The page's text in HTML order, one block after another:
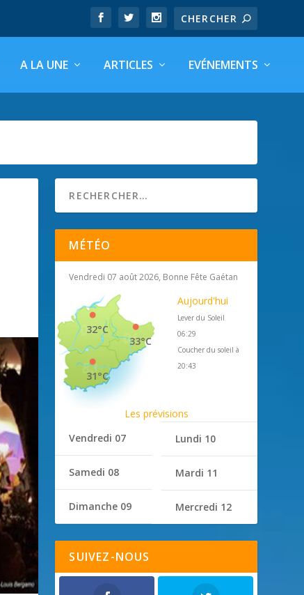
A LA UNE ARTICLES EVÉNEMENTS
MÉTÉO
Vendredi 07 août 2026, Bonne Fête Gaétan
33°C
32°C
31°C
Aujourd'hui
Lever du Soleil
06:29
Coucher du soleil à
20:43
Les prévisions
Vendredi 07
Samedi 08
Dimanche 09
Lundi 10
Mardi 11
Mercredi 12
SUIVEZ-NOUS